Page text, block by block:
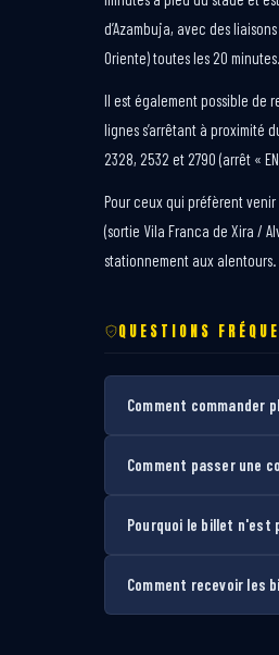
d’Azambuja, avec des
Oriente) toutes les 20 minutes.
Il est également possible de
lignes s’arrêtant à proximité
2328, 2532 et 2790 (arrêt «
Pour ceux qui préfèrent venir
(sortie Vila Franca de Xira /
stationnement aux alentours.
QUESTIONS
Comment commander
Comment passer une
Pourquoi le billet n'est
Comment recevoir les